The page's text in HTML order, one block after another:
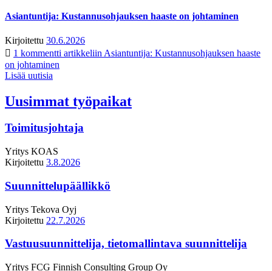
Asiantuntija: Kustannusohjauksen haaste on johtaminen
Kirjoitettu 30.6.2026
1 kommentti artikkeliin Asiantuntija: Kustannusohjauksen haaste
on johtaminen
Lisää uutisia
Uusimmat työpaikat
Toimitusjohtaja
Yritys KOAS
Kirjoitettu 3.8.2026
Suunnittelupäällikkö
Yritys Tekova Oyj
Kirjoitettu 22.7.2026
Vastuusuunnittelija, tietomallintava suunnittelija
Yritys FCG Finnish Consulting Group Oy